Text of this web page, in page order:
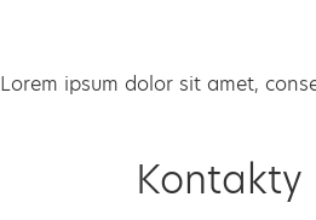
Lorem ipsum dolor sit amet,
Kontakty